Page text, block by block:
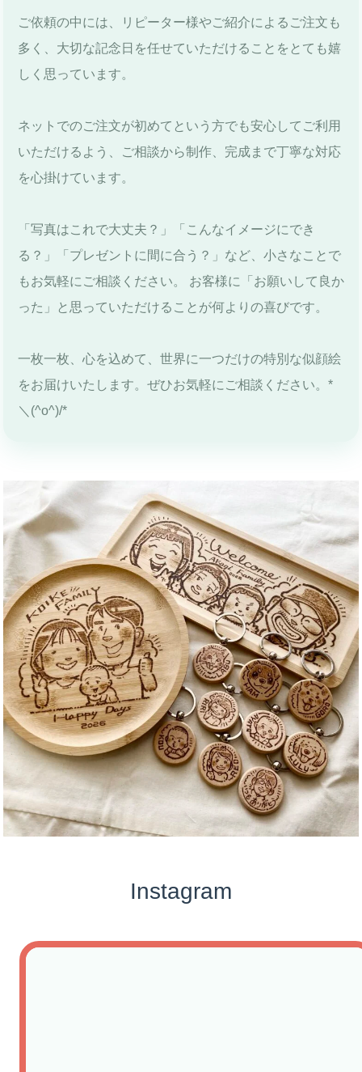
ご依頼の中には、リピーター様やご紹介によるご注文も
多く、大切な記念日を任せていただけることをとても嬉
しく思っています。
ネットでのご注文が初めてという方でも安心してご利用
いただけるよう、ご相談から制作、完成まで丁寧な対応
を心掛けています。
「写真はこれで大丈夫？」「こんなイメージにでき
る？」「プレゼントに間に合う？」など、小さなことで
もお気軽にご相談ください。 お客様に「お願いして良か
った」と思っていただけることが何よりの喜びです。
一枚一枚、心を込めて、世界に一つだけの特別な似顔絵
をお届けいたします。ぜひお気軽にご相談ください。*
＼(^o^)/*
Instagram